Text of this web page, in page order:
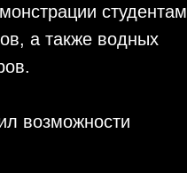
студентам
а также водных
возможности